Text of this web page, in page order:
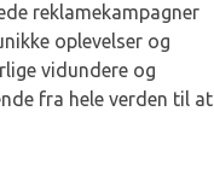
reklamekampagner
oplevelser og
vidundere og
fra hele verden til at